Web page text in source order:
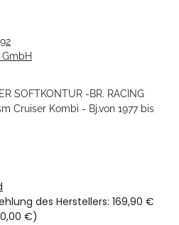
GmbH
SOFTKONTUR -BR. RACING
Cruiser Kombi - Bj.von 1977 bis
des Herstellers: 169,90 €
€)